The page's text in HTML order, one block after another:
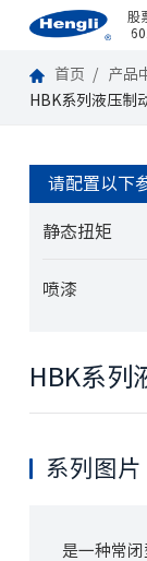
股
首页 产品
HBK系列液压制
请配置以下
静态扭矩
喷漆
HBK系列
系列图片
是一种常